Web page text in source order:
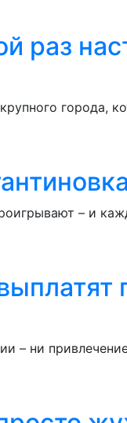
раз
– и
– ни